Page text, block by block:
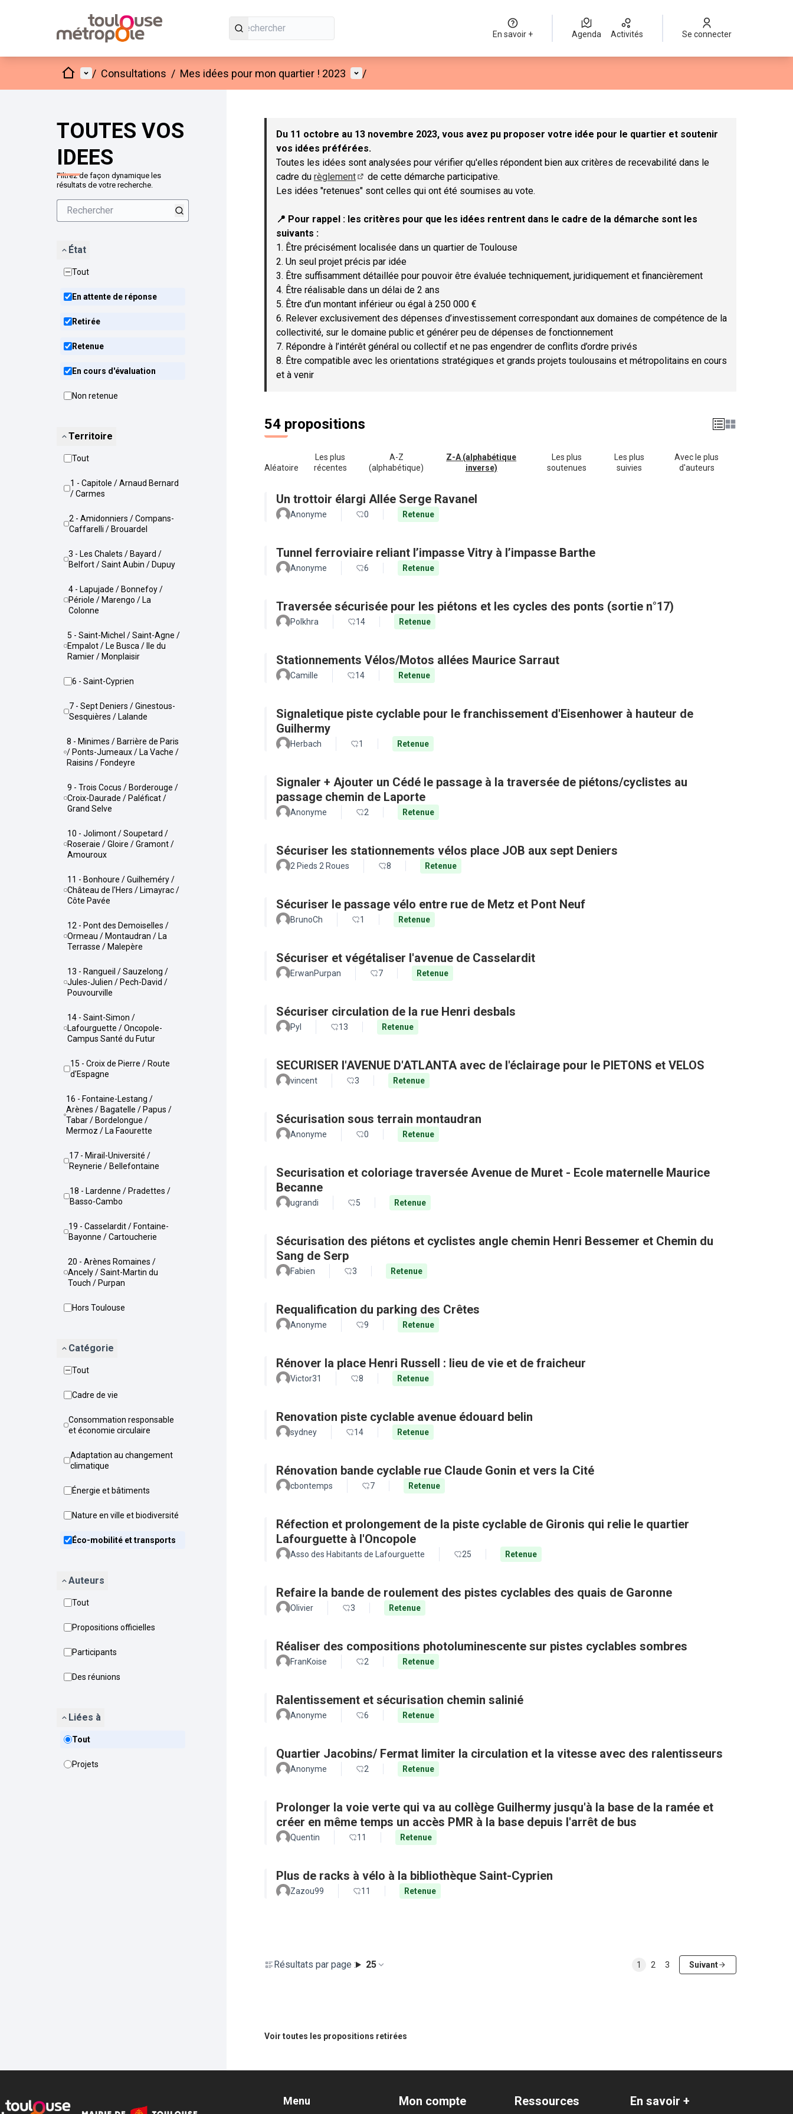
En savoir + Agenda Activités Se connecter
AccueilMenu principal
/ Consultations / Mes idées pour mon quartier ! 2023 Menu utilisateur
/
TOUTES VOS
IDEES
Filtrez de façon dynamique les
résultats de votre recherche.
État
Tout
En attente de réponse
Retirée
Retenue
En cours d'évaluation
Non retenue
Territoire
Tout
1 - Capitole / Arnaud Bernard
/ Carmes
2 - Amidonniers / Compans-
Caffarelli / Brouardel
3 - Les Chalets / Bayard /
Belfort / Saint Aubin / Dupuy
4 - Lapujade / Bonnefoy /
Périole / Marengo / La
Colonne
5 - Saint-Michel / Saint-Agne /
Empalot / Le Busca / Ile du
Ramier / Monplaisir
6 - Saint-Cyprien
7 - Sept Deniers / Ginestous-
Sesquières / Lalande
8 - Minimes / Barrière de Paris
/ Ponts-Jumeaux / La Vache /
Raisins / Fondeyre
9 - Trois Cocus / Borderouge /
Croix-Daurade / Paléficat /
Grand Selve
10 - Jolimont / Soupetard /
Roseraie / Gloire / Gramont /
Amouroux
11 - Bonhoure / Guilheméry /
Château de l'Hers / Limayrac /
Côte Pavée
12 - Pont des Demoiselles /
Ormeau / Montaudran / La
Terrasse / Malepère
13 - Rangueil / Sauzelong /
Jules-Julien / Pech-David /
Pouvourville
14 - Saint-Simon /
Lafourguette / Oncopole-
Campus Santé du Futur
15 - Croix de Pierre / Route
d'Espagne
16 - Fontaine-Lestang /
Arènes / Bagatelle / Papus /
Tabar / Bordelongue /
Mermoz / La Faourette
17 - Mirail-Université /
Reynerie / Bellefontaine
18 - Lardenne / Pradettes /
Basso-Cambo
19 - Casselardit / Fontaine-
Bayonne / Cartoucherie
20 - Arènes Romaines /
Ancely / Saint-Martin du
Touch / Purpan
Hors Toulouse
Catégorie
Tout
Cadre de vie
Consommation responsable
et économie circulaire
Adaptation au changement
climatique
Énergie et bâtiments
Nature en ville et biodiversité
Éco-mobilité et transports
Auteurs
Tout
Propositions officielles
Participants
Des réunions
Liées à
Tout
Projets
Passer la carte
Du 11 octobre au 13 novembre 2023, vous avez pu proposer votre idée pour le quartier et soutenir
vos idées préférées.
Toutes les idées sont analysées pour vérifier qu'elles répondent bien aux critères de recevabilité dans le
cadre du règlement
(Lien externe)
de cette démarche participative.
Les idées "retenues" sont celles qui ont été soumises au vote.
📍 Pour rappel : les critères pour que les idées rentrent dans le cadre de la démarche sont les
suivants :
1. Être précisément localisée dans un quartier de Toulouse
2. Un seul projet précis par idée
3. Être suffisamment détaillée pour pouvoir être évaluée techniquement, juridiquement et financièrement
4. Être réalisable dans un délai de 2 ans
5. Être d’un montant inférieur ou égal à 250 000 €
6. Relever exclusivement des dépenses d’investissement correspondant aux domaines de compétence de la
collectivité, sur le domaine public et générer peu de dépenses de fonctionnement
7. Répondre à l’intérêt général ou collectif et ne pas engendrer de conflits d’ordre privés
8. Être compatible avec les orientations stratégiques et grands projets toulousains et métropolitains en cours
et à venir
54 propositions
Aléatoire
Les plus
récentes
A-Z
(alphabétique)
Z-A (alphabétique
inverse)
Les plus
soutenues
Les plus
suivies
Avec le plus
d'auteurs
Un trottoir élargi Allée Serge Ravanel
Anonyme 0 Retenue
Tunnel ferroviaire reliant l’impasse Vitry à l’impasse Barthe
Anonyme 6 Retenue
Traversée sécurisée pour les piétons et les cycles des ponts (sortie n°17)
Polkhra 14 Retenue
Stationnements Vélos/Motos allées Maurice Sarraut
Camille 14 Retenue
Signaletique piste cyclable pour le franchissement d'Eisenhower à hauteur de
Guilhermy
Herbach 1 Retenue
Signaler + Ajouter un Cédé le passage à la traversée de piétons/cyclistes au
passage chemin de Laporte
Anonyme 2 Retenue
Sécuriser les stationnements vélos place JOB aux sept Deniers
2 Pieds 2 Roues 8 Retenue
Sécuriser le passage vélo entre rue de Metz et Pont Neuf
BrunoCh 1 Retenue
Sécuriser et végétaliser l'avenue de Casselardit
ErwanPurpan 7 Retenue
Sécuriser circulation de la rue Henri desbals
Pyl 13 Retenue
SECURISER l'AVENUE D'ATLANTA avec de l'éclairage pour le PIETONS et VELOS
vincent 3 Retenue
Sécurisation sous terrain montaudran
Anonyme 0 Retenue
Securisation et coloriage traversée Avenue de Muret - Ecole maternelle Maurice
Becanne
ugrandi 5 Retenue
Sécurisation des piétons et cyclistes angle chemin Henri Bessemer et Chemin du
Sang de Serp
Fabien 3 Retenue
Requalification du parking des Crêtes
Anonyme 9 Retenue
Rénover la place Henri Russell : lieu de vie et de fraicheur
Victor31 8 Retenue
Renovation piste cyclable avenue édouard belin
sydney 14 Retenue
Rénovation bande cyclable rue Claude Gonin et vers la Cité
cbontemps 7 Retenue
Réfection et prolongement de la piste cyclable de Gironis qui relie le quartier
Lafourguette à l'Oncopole
Asso des Habitants de Lafourguette 25 Retenue
Refaire la bande de roulement des pistes cyclables des quais de Garonne
Olivier 3 Retenue
Réaliser des compositions photoluminescente sur pistes cyclables sombres
FranKoise 2 Retenue
Ralentissement et sécurisation chemin salinié
Anonyme 6 Retenue
Quartier Jacobins/ Fermat limiter la circulation et la vitesse avec des ralentisseurs
Anonyme 2 Retenue
Prolonger la voie verte qui va au collège Guilhermy jusqu'à la base de la ramée et
créer en même temps un accès PMR à la base depuis l'arrêt de bus
Quentin 11 Retenue
Plus de racks à vélo à la bibliothèque Saint-Cyprien
Zazou99 11 Retenue
Résultats par page : 25 1 2 3 Suivant
Voir toutes les propositions retirées
Menu Mon compte Ressources En savoir +